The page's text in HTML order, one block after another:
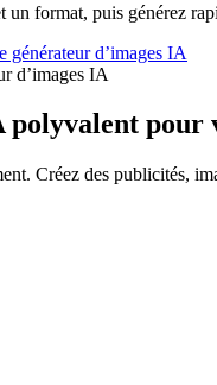
format, puis générez
générateur d’images IA
polyvalent pour
Créez des publicités,